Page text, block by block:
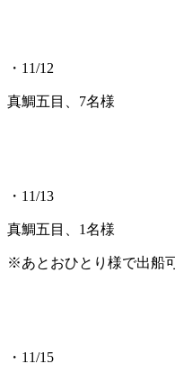
・11/12
真鯛五目、7名様
・11/13
真鯛五目、1名様
※あとおひとり様で出船
・11/15